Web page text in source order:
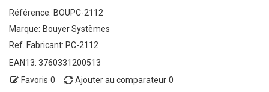
Référence: BOUPC-2112
Marque: Bouyer Systèmes
Ref. Fabricant: PC-2112
EAN13: 3760331200513
Favoris 0 Ajouter au comparateur 0